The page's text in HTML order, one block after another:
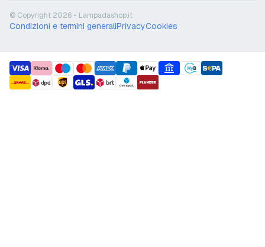
© Copyright 2026 - Lampadashop.it
Condizioni e termini generaliPrivacyCookies
payment methods
shipment methods